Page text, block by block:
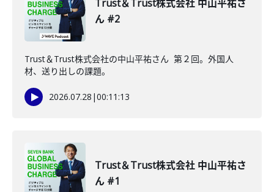
Trust＆Trust株式会社 中山平祐さ
ん #2
Trust＆Trust株式会社の中山平祐さん 第２回。外国人
材、送り出しの課題。
2026.07.28 |00:11:13
Trust＆Trust株式会社 中山平祐さ
ん #1